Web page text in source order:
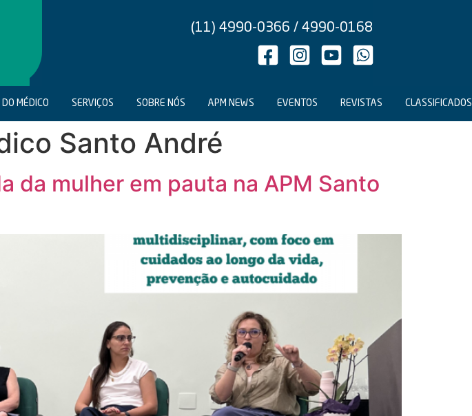
(11) 4990-0366 / 4990-0168
MÉDICO SERVIÇOS SOBRE NÓS APM NEWS EVENTOS REVISTAS CLASSIFICADOS
Santo André
da mulher em pauta na APM Santo